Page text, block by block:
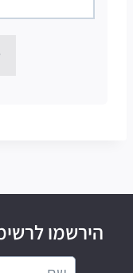
הירשמו